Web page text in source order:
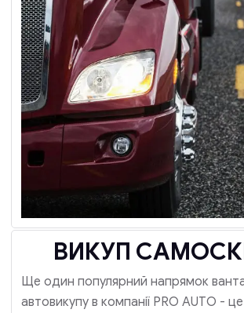
ВИКУП
Ще один популярний напрямок
автовикупу в компанії PRO AUTO -